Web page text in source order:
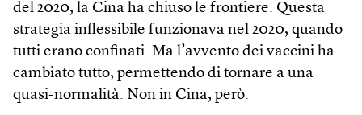
del 2020, la Cina ha chiuso le frontiere. Questa
strategia inflessibile funzionava nel 2020, quando
tutti erano confinati. Ma l’avvento dei vaccini ha
cambiato tutto, permettendo di tornare a una
quasi-normalità. Non in Cina, però.